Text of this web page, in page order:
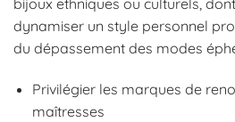
bijoux ethniques ou culturels,
dynamiser un style personnel
du dépassement des modes
Privilégier les marques de
maîtresses